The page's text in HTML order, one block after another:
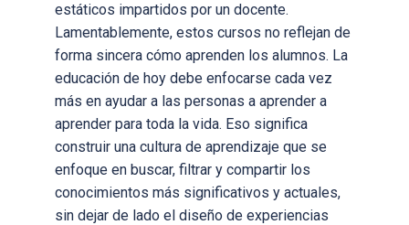
estáticos impartidos por un docente.
Lamentablemente, estos cursos no reflejan de
forma sincera cómo aprenden los alumnos. La
educación de hoy debe enfocarse cada vez
más en ayudar a las personas a aprender a
aprender para toda la vida. Eso significa
construir una cultura de aprendizaje que se
enfoque en buscar, filtrar y compartir los
conocimientos más significativos y actuales,
sin dejar de lado el diseño de experiencias